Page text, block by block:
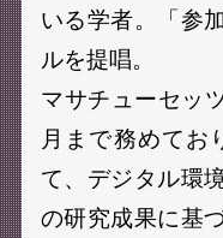
いる学者。「参
ルを提唱。
マサチューセッ
月まで務めてお
て、デジタル環
の研究成果に基